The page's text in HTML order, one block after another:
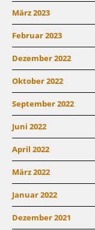
März 2023
Februar 2023
Dezember 2022
Oktober 2022
September 2022
Juni 2022
April 2022
März 2022
Januar 2022
Dezember 2021